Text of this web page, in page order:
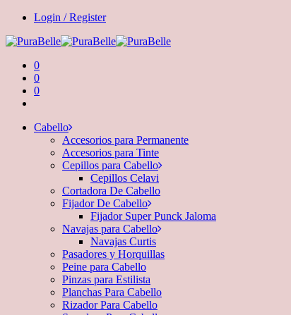
Login / Register
0
0
0
Cabello
Accesorios para Permanente
Accesorios para Tinte
Cepillos para Cabello
Cepillos Celavi
Cortadora De Cabello
Fijador De Cabello
Fijador Super Punck Jaloma
Navajas para Cabello
Navajas Curtis
Pasadores y Horquillas
Peine para Cabello
Pinzas para Estilista
Planchas Para Cabello
Rizador Para Cabello